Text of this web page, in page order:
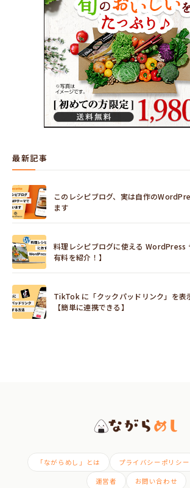
最新記事
このレシピブログ、実は自作の
ます
料理レシピブログに使える WordPress
有料を紹介！】
TikTok に「クックパッドリンク」を表
【簡単に連携できる】
「ながらめし」とは プライバシーポリシー
運営者 お問い合わせ